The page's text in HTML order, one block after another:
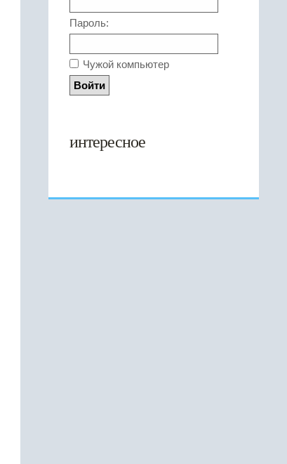
Пароль:
Чужой компьютер
интересное